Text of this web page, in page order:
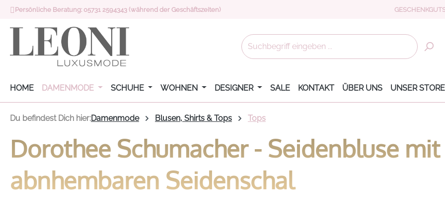
Hauptinhalt springen
Zur Suche springen
Zur Hauptnavigation springen
Persönliche Beratung: 05731 2594343 (während der Geschäftszeiten)
HOME DAMENMODE SCHUHE WOHNEN DESIGNER SALE KONTAKT ÜBER UNS UNSER STORE
Du befindest Dich hier:Damenmode Blusen, Shirts & Tops Tops
Dorothee Schumacher - Seidenbluse mit
abnhembaren Seidenschal